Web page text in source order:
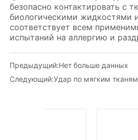
Предыдущий:Нет больше данных
Следующий:Удар по мягким тканям